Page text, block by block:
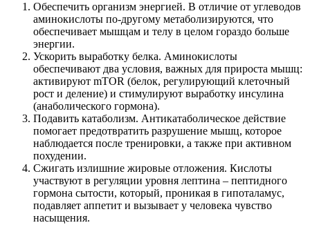
Обеспечить организм энергией. В отличие от углеводов
аминокислоты по-другому метаболизируются, что
обеспечивает мышцам и телу в целом гораздо больше
энергии.
Ускорить выработку белка. Аминокислоты
обеспечивают два условия, важных для прироста мышц:
активируют mTOR (белок, регулирующий клеточный
рост и деление) и стимулируют выработку инсулина
(анаболического гормона).
Подавить катаболизм. Антикатаболическое действие
помогает предотвратить разрушение мышц, которое
наблюдается после тренировки, а также при активном
похудении.
Сжигать излишние жировые отложения. Кислоты
участвуют в регуляции уровня лептина – пептидного
гормона сытости, который, проникая в гипоталамус,
подавляет аппетит и вызывает у человека чувство
насыщения.